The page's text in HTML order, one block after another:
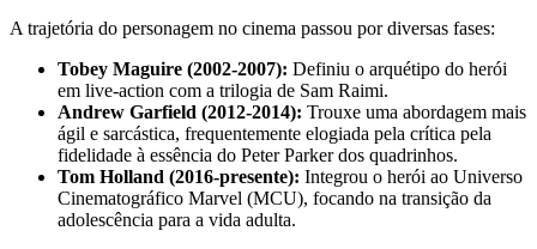
A trajetória do personagem no cinema passou por diversas fases:
Tobey Maguire (2002-2007): Definiu o arquétipo do herói
em live-action com a trilogia de Sam Raimi.
Andrew Garfield (2012-2014): Trouxe uma abordagem mais
ágil e sarcástica, frequentemente elogiada pela crítica pela
fidelidade à essência do Peter Parker dos quadrinhos.
Tom Holland (2016-presente): Integrou o herói ao Universo
Cinematográfico Marvel (MCU), focando na transição da
adolescência para a vida adulta.